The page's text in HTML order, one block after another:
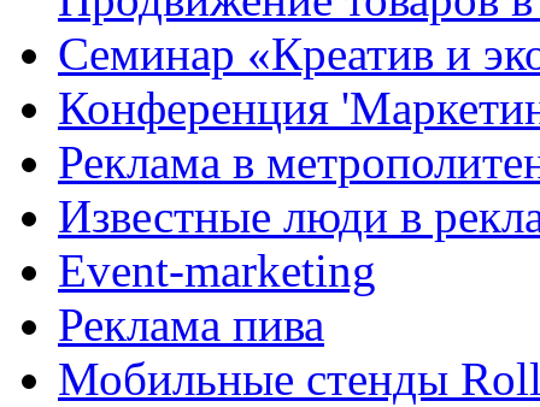
Семинар «Креатив и
Конференция
Реклама в
Известные люди в
Event-marketing
Реклама пива
Мобильные стенды